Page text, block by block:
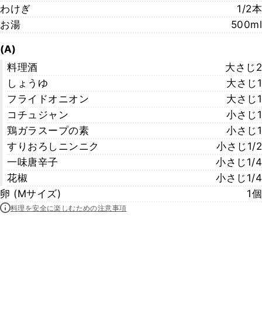
わけぎ
1/2本
お湯
500ml
(A)
料理酒
大さじ2
しょうゆ
大さじ1
フライドオニオン
大さじ1
コチュジャン
小さじ1
鶏ガラスープの素
小さじ1
すりおろしニンニク
小さじ1/2
一味唐辛子
小さじ1/4
花椒
小さじ1/4
卵 (Mサイズ)
1個
料理を安全に楽しむための注意事項